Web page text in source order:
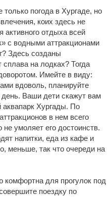
погода в Хургаде, но
коих здесь не
активного отдыха всей
с водными аттракционами
Здесь созданы
на лодках? Тогда
Имейте в виду:
вдоволь, планируйте
день. Ваши дети скажут вам
аквапарк Хургады. По
в нем всего
умоляет его достоинств.
напитки, еда из кафе и
меньше, так что очереди на
комфортна для прогулок под
поездку по